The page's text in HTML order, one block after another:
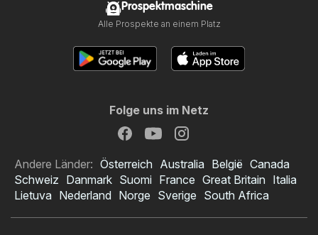
Prospektmaschine
Alle Prospekte an einem Platz
Folge uns im Netz
Andere Länder: Österreich Australia België Canada
Schweiz Danmark Suomi France Great Britain Italia
Lietuva Nederland Norge Sverige South Africa